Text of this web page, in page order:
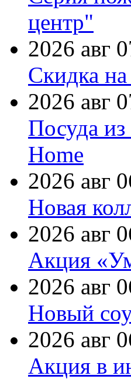
центр"
2026 авг
Скидка
2026 авг
Посуда
Home
2026 авг
Новая
2026 авг
Акция
2026 авг
Новый
2026 авг
Акция в